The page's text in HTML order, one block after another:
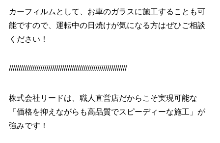
カーフィルムとして、お車のガラスに施工することも可
能ですので、運転中の日焼けが気になる方はぜひご相談
ください！
////////////////////////////////////////////////////////////
株式会社リードは、職人直営店だからこそ実現可能な
「価格を抑えながらも高品質でスピーディーな施工」が
強みです！